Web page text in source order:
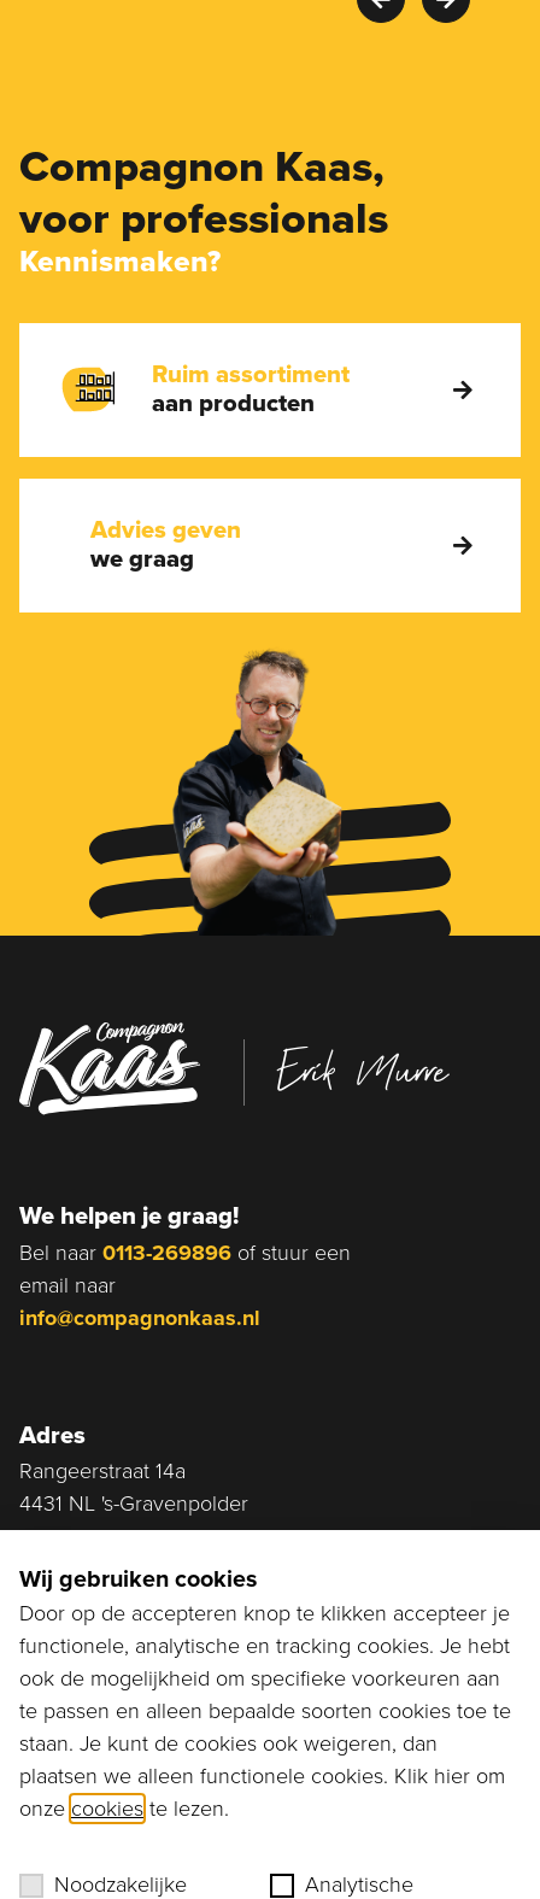
Compagnon Kaas,
voor professionals
Kennismaken?
Ruim assortiment
aan producten
Advies geven
we graag
Erik Murre
We helpen je graag!
Bel naar 0113-269896 of stuur een
email naar
info@compagnonkaas.nl
Adres
Rangeerstraat 14a
4431 NL 's-Gravenpolder
Ga naar...
Bestellen
Diensten
Assortiment
Ons verhaal
Wij gebruiken cookies
Door op de accepteren knop te klikken accepteer je
functionele, analytische en tracking cookies. Je hebt
ook de mogelijkheid om specifieke voorkeuren aan
te passen en alleen bepaalde soorten cookies toe te
staan. Je kunt de cookies ook weigeren, dan
plaatsen we alleen functionele cookies. Klik hier om
onze cookies te lezen.
Noodzakelijke Analytische